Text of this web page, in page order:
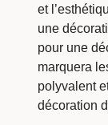
et
une
pour une
marquera
polyvalent
décoration